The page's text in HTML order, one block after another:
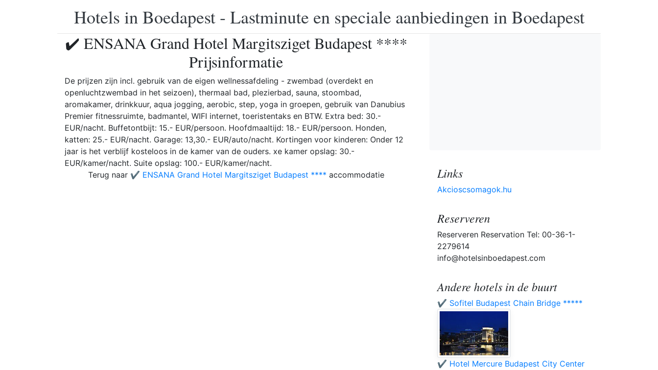
Hotels in Boedapest - Lastminute en speciale aanbiedingen in Boedapest
✔️ ENSANA Grand Hotel Margitsziget Budapest ****
Prijsinformatie
De prijzen zijn incl. gebruik van de eigen wellnessafdeling - zwembad (overdekt en
openluchtzwembad in het seizoen), thermaal bad, plezierbad, sauna, stoombad,
aromakamer, drinkkuur, aqua jogging, aerobic, step, yoga in groepen, gebruik van Danubius
Premier fitnessruimte, badmantel, WIFI internet, toeristentaks en BTW. Extra bed: 30.-
EUR/nacht. Buffetontbijt: 15.- EUR/persoon. Hoofdmaaltijd: 18.- EUR/persoon. Honden,
katten: 25.- EUR/nacht. Garage: 13,30.- EUR/auto/nacht. Kortingen voor kinderen: Onder 12
jaar is het verblijf kosteloos in de kamer van de ouders. xe kamer opslag: 30.-
EUR/kamer/nacht. Suite opslag: 100.- EUR/kamer/nacht.
Terug naar ✔️ ENSANA Grand Hotel Margitsziget Budapest **** accommodatie Links
Akcioscsomagok.hu
Reserveren
Reserveren Reservation Tel: 00-36-1-
2279614
info@hotelsinboedapest.com
Andere hotels in de buurt
✔️ Sofitel Budapest Chain Bridge *****
✔️ Hotel Mercure Budapest City Center